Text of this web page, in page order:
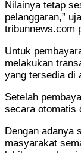
Nilainya tetap
pelanggaran,”
tribunnews.com
Untuk
melakukan
yang tersedia di
Setelah
secara otomatis
Dengan adanya
masyarakat